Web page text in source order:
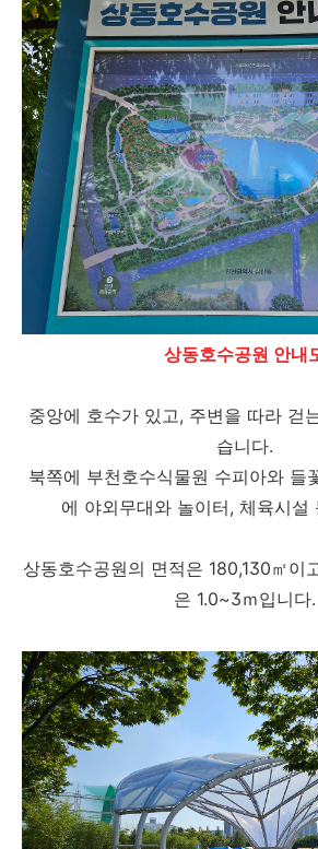
상동호수공원 안내
중앙에 호수가 있고, 주변을 따라 걷
습니다.
북쪽에 부천호수식물원 수피아와 들
에 야외무대와 놀이터, 체육시설
상동호수공원의 면적은 180,130㎡이
은 1.0~3ｍ입니다.